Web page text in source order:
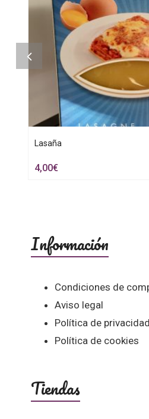
Lasaña
4,00€
Información
Condiciones de
Aviso legal
Política de privacidad
Política de cookies
Tiendas